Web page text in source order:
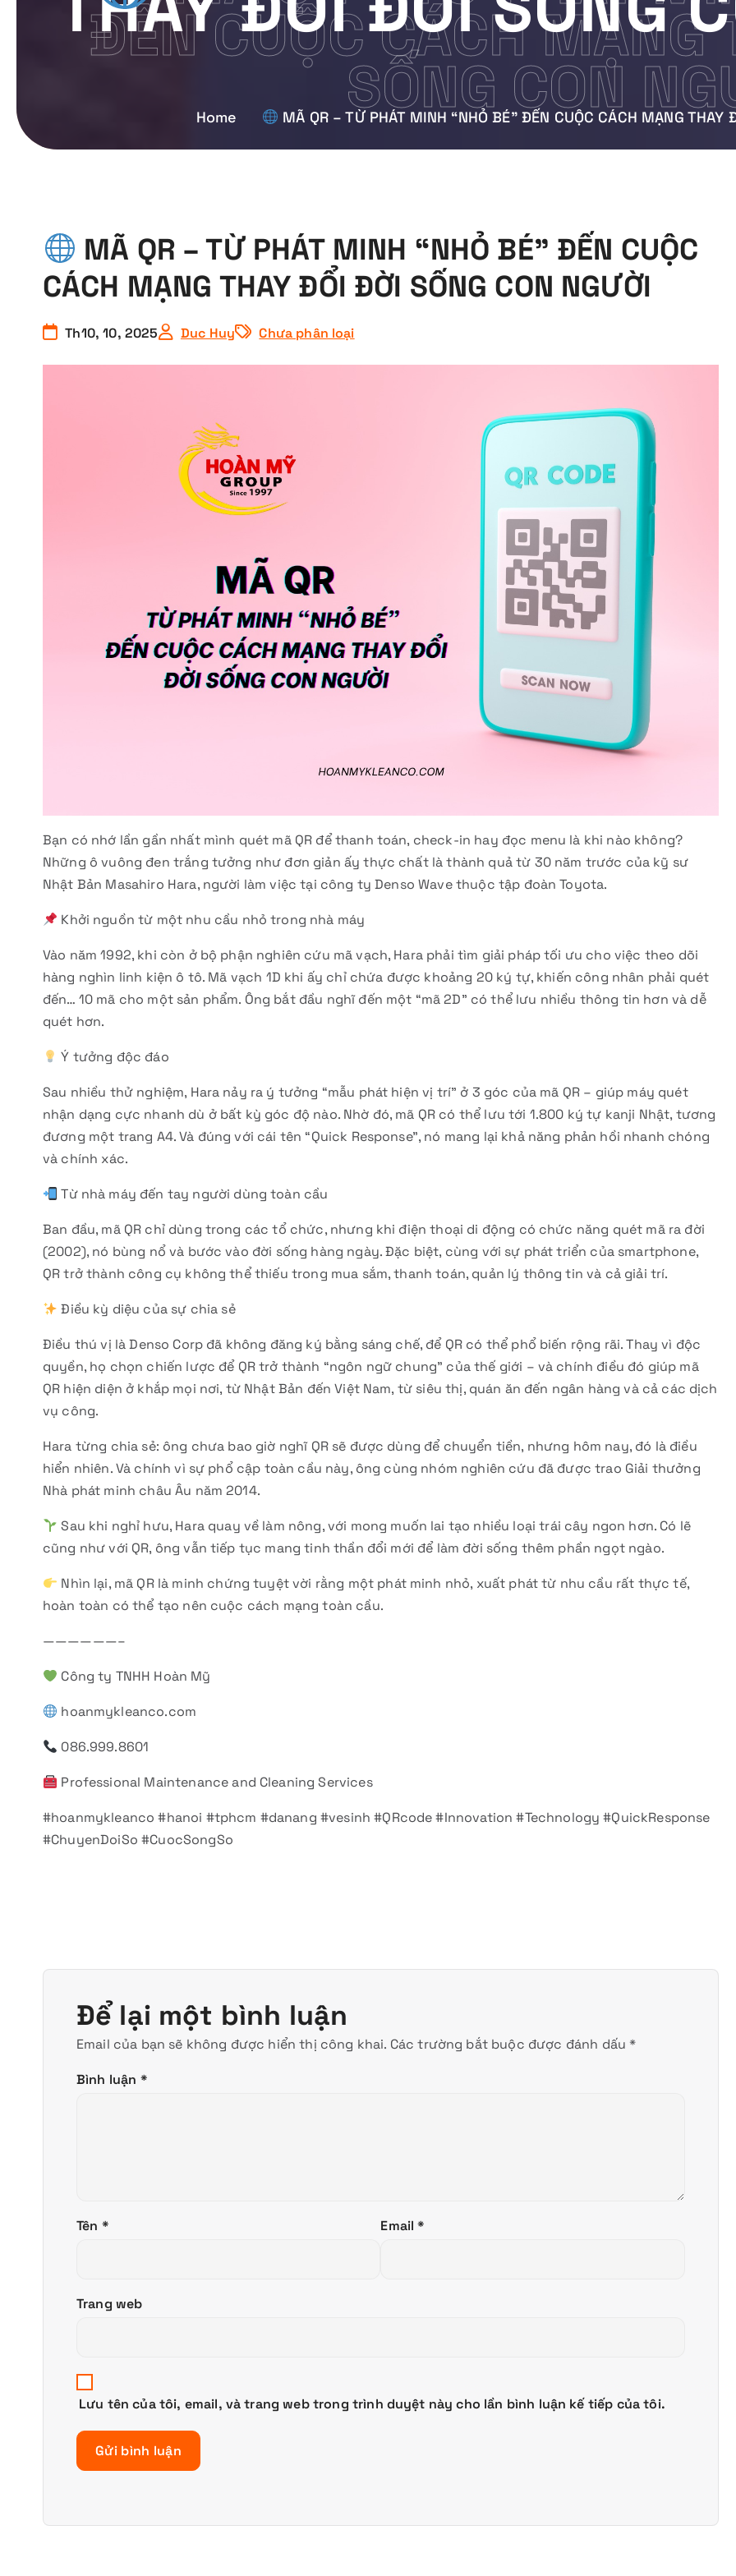
ĐẾN CUỘC CÁCH MẠNG
SỐNG CON
Home MÃ QR – TỪ PHÁT MINH “NHỎ BÉ” ĐẾN CUỘC CÁCH MẠNG THAY
MÃ QR – TỪ PHÁT MINH “NHỎ BÉ” ĐẾN CUỘC
CÁCH MẠNG THAY ĐỔI ĐỜI SỐNG CON NGƯỜI
Th10, 10, 2025 Duc Huy Chưa phân loại
Bạn có nhớ lần gần nhất mình quét mã QR để thanh toán, check-in hay đọc menu là khi nào không?
Những ô vuông đen trắng tưởng như đơn giản ấy thực chất là thành quả từ 30 năm trước của kỹ sư
Nhật Bản Masahiro Hara, người làm việc tại công ty Denso Wave thuộc tập đoàn Toyota.
Khởi nguồn từ một nhu cầu nhỏ trong nhà máy
Vào năm 1992, khi còn ở bộ phận nghiên cứu mã vạch, Hara phải tìm giải pháp tối ưu cho việc theo dõi
hàng nghìn linh kiện ô tô. Mã vạch 1D khi ấy chỉ chứa được khoảng 20 ký tự, khiến công nhân phải quét
đến… 10 mã cho một sản phẩm. Ông bắt đầu nghĩ đến một “mã 2D” có thể lưu nhiều thông tin hơn và dễ
quét hơn.
Ý tưởng độc đáo
Sau nhiều thử nghiệm, Hara nảy ra ý tưởng “mẫu phát hiện vị trí” ở 3 góc của mã QR – giúp máy quét
nhận dạng cực nhanh dù ở bất kỳ góc độ nào. Nhờ đó, mã QR có thể lưu tới 1.800 ký tự kanji Nhật, tương
đương một trang A4. Và đúng với cái tên “Quick Response”, nó mang lại khả năng phản hồi nhanh chóng
và chính xác.
Từ nhà máy đến tay người dùng toàn cầu
Ban đầu, mã QR chỉ dùng trong các tổ chức, nhưng khi điện thoại di động có chức năng quét mã ra đời
(2002), nó bùng nổ và bước vào đời sống hàng ngày. Đặc biệt, cùng với sự phát triển của smartphone,
QR trở thành công cụ không thể thiếu trong mua sắm, thanh toán, quản lý thông tin và cả giải trí.
Điều kỳ diệu của sự chia sẻ
Điều thú vị là Denso Corp đã không đăng ký bằng sáng chế, để QR có thể phổ biến rộng rãi. Thay vì độc
quyền, họ chọn chiến lược để QR trở thành “ngôn ngữ chung” của thế giới – và chính điều đó giúp mã
QR hiện diện ở khắp mọi nơi, từ Nhật Bản đến Việt Nam, từ siêu thị, quán ăn đến ngân hàng và cả các dịch
vụ công.
Hara từng chia sẻ: ông chưa bao giờ nghĩ QR sẽ được dùng để chuyển tiền, nhưng hôm nay, đó là điều
hiển nhiên. Và chính vì sự phổ cập toàn cầu này, ông cùng nhóm nghiên cứu đã được trao Giải thưởng
Nhà phát minh châu Âu năm 2014.
Sau khi nghỉ hưu, Hara quay về làm nông, với mong muốn lai tạo nhiều loại trái cây ngon hơn. Có lẽ
cũng như với QR, ông vẫn tiếp tục mang tinh thần đổi mới để làm đời sống thêm phần ngọt ngào.
Nhìn lại, mã QR là minh chứng tuyệt vời rằng một phát minh nhỏ, xuất phát từ nhu cầu rất thực tế,
hoàn toàn có thể tạo nên cuộc cách mạng toàn cầu.
——————–
Công ty TNHH Hoàn Mỹ
hoanmykleanco.com
086.999.8601
Professional Maintenance and Cleaning Services
#hoanmykleanco #hanoi #tphcm #danang #vesinh #QRcode #Innovation #Technology #QuickResponse
#ChuyenDoiSo #CuocSongSo
Để lại một bình luận
Email của bạn sẽ không được hiển thị công khai. Các trường bắt buộc được đánh dấu*
Bình luận *
Tên * Email*
Trang web
Lưu tên của tôi, email, và trang web trong trình duyệt này cho lần bình luận kế tiếp của tôi.